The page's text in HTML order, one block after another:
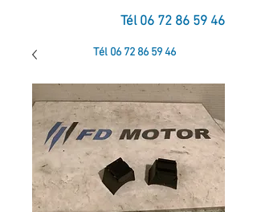
Tél 06 72 86 59 46
Tél 06 72 86 59 46